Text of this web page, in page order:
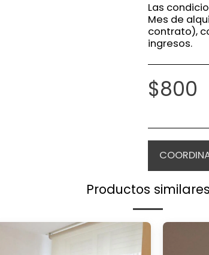
Las
Mes de
contrato),
ingresos.
$800
Productos similares